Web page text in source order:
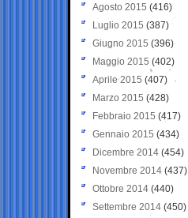
Agosto 2015 (416)
Luglio 2015 (387)
Giugno 2015 (396)
Maggio 2015 (402)
Aprile 2015 (407)
Marzo 2015 (428)
Febbraio 2015 (417)
Gennaio 2015 (434)
Dicembre 2014 (454)
Novembre 2014 (437)
Ottobre 2014 (440)
Settembre 2014 (450)